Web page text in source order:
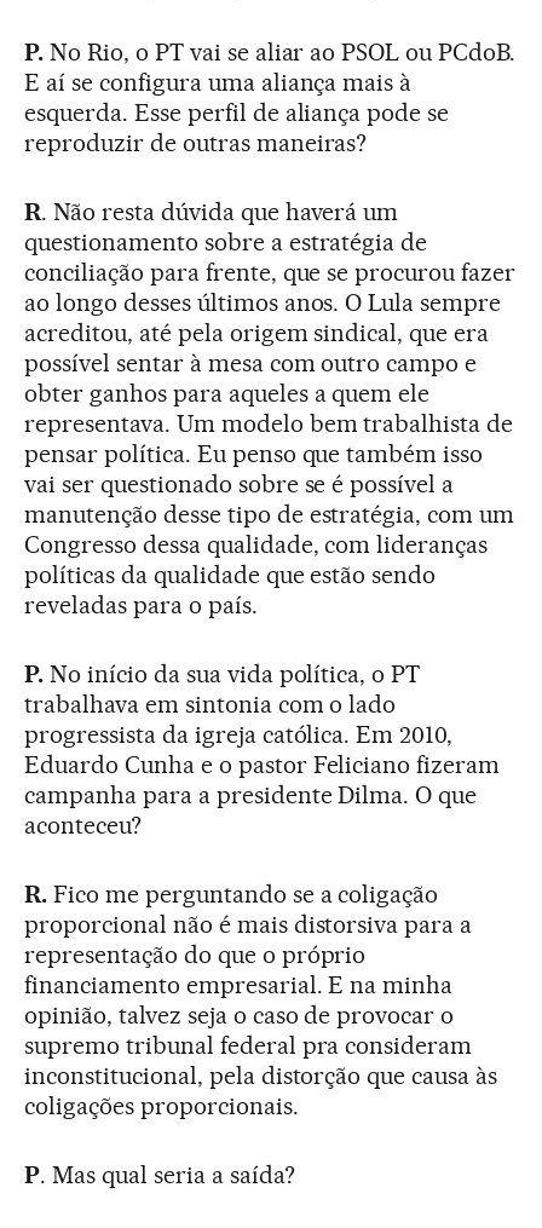
P.No Rio, o PT vai se aliar ao PSOL ou PCdoB.
E aí se configura uma aliança mais à
esquerda. Esse perfil de aliança pode se
reproduzir de outras maneiras?
R. Não resta dúvida que haverá um
questionamento sobre a estratégia de
conciliação para frente, que se procurou fazer
ao longo desses últimos anos. O Lula sempre
acreditou, até pela origem sindical, que era
possível sentar à mesa com outro campo e
obter ganhos para aqueles a quem ele
representava. Um modelo bem trabalhista de
pensar política. Eu penso que também isso
vai ser questionado sobre se é possível a
manutenção desse tipo de estratégia, com um
Congresso dessa qualidade, com lideranças
políticas da qualidade que estão sendo
reveladas para o país.
P.No início da sua vida política, o PT
trabalhava em sintonia com o lado
progressista da igreja católica. Em 2010,
Eduardo Cunha e o pastor Feliciano fizeram
campanha para a presidente Dilma. O que
aconteceu?
R.Fico me perguntando se a coligação
proporcional não é mais distorsiva para a
representação do que o próprio
financiamento empresarial. E na minha
opinião, talvez seja o caso de provocar o
supremo tribunal federal pra consideram
inconstitucional, pela distorção que causa às
coligações proporcionais.
P. Mas qual seria a saída?